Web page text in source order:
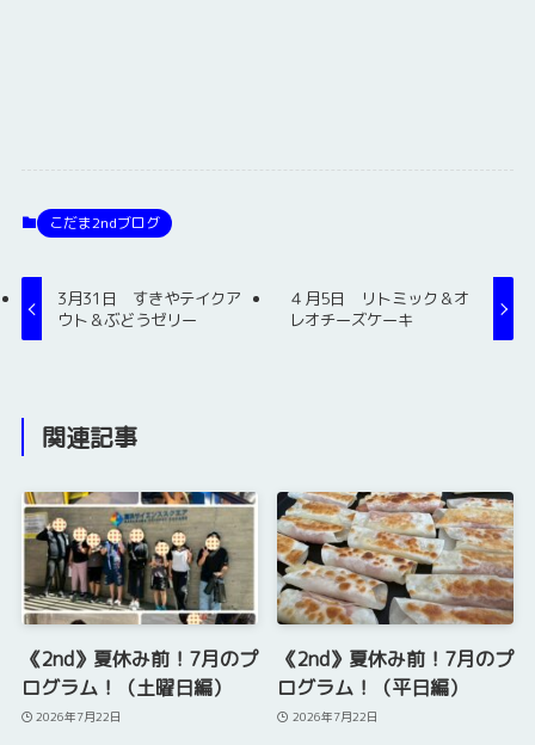
こだま2ndブログ
3月31日 すきやテイクア
ウト＆ぶどうゼリー
４月5日 リトミック＆オ
レオチーズケーキ
関連記事
《2nd》夏休み前！7月のプ
ログラム！（土曜日編）
2026年7月22日
《2nd》夏休み前！7月のプ
ログラム！（平日編）
2026年7月22日